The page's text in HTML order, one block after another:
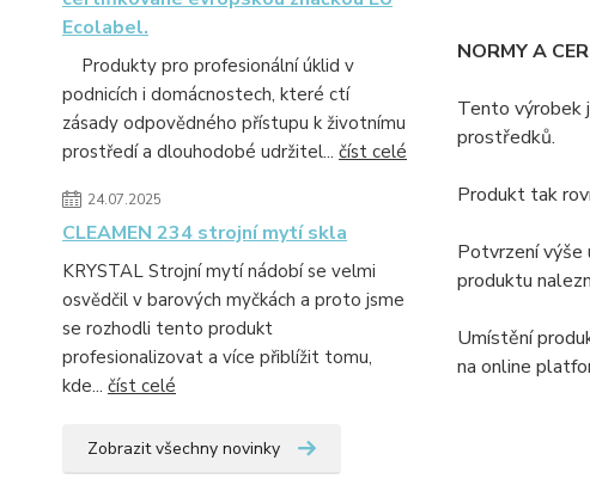
Ecolabel.
Produkty pro profesionální úklid v
podnicích i domácnostech, které ctí
zásady odpovědného přístupu k životnímu
prostředí a dlouhodobé udržitel... číst celé
24.07.2025
CLEAMEN 234 strojní mytí skla
KRYSTAL Strojní mytí nádobí se velmi
osvědčil v barových myčkách a proto jsme
se rozhodli tento produkt
profesionalizovat a více přiblížit tomu,
kde... číst celé
Zobrazit všechny novinky
NORMY A
Tento výrobek
prostředků.
Produkt tak
Potvrzení výše
produktu
Umístění
na online